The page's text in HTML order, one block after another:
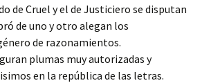
de Cruel y el de Justiciero se disputan
de uno y otro alegan los
de razonamientos.
plumas muy autorizadas y
en la república de las letras.